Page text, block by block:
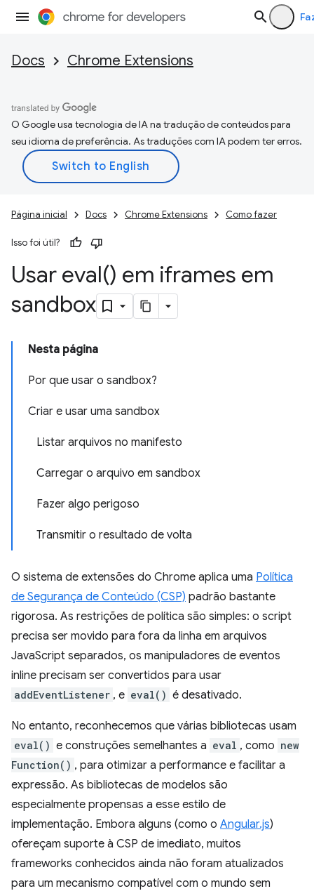
Docs Chrome Extensions
O Google usa tecnologia de IA na tradução de conteúdos para
seu idioma de preferência. As traduções com IA podem ter erros.
Página inicial Docs Chrome Extensions Como fazer
Isso foi útil?
Usar eval() em iframes em
sandbox
Nesta página
Por que usar o sandbox?
Criar e usar uma sandbox
Listar arquivos no manifesto
Carregar o arquivo em sandbox
Fazer algo perigoso
Transmitir o resultado de volta
O sistema de extensões do Chrome aplica uma Política
de Segurança de Conteúdo (CSP) padrão bastante
rigorosa. As restrições de política são simples: o script
precisa ser movido para fora da linha em arquivos
JavaScript separados, os manipuladores de eventos
inline precisam ser convertidos para usar
addEventListener , e eval() é desativado.
No entanto, reconhecemos que várias bibliotecas usam
eval() e construções semelhantes a eval , como new
Function() , para otimizar a performance e facilitar a
expressão. As bibliotecas de modelos são
especialmente propensas a esse estilo de
implementação. Embora alguns (como o Angular.js)
ofereçam suporte à CSP de imediato, muitos
frameworks conhecidos ainda não foram atualizados
para um mecanismo compatível com o mundo sem